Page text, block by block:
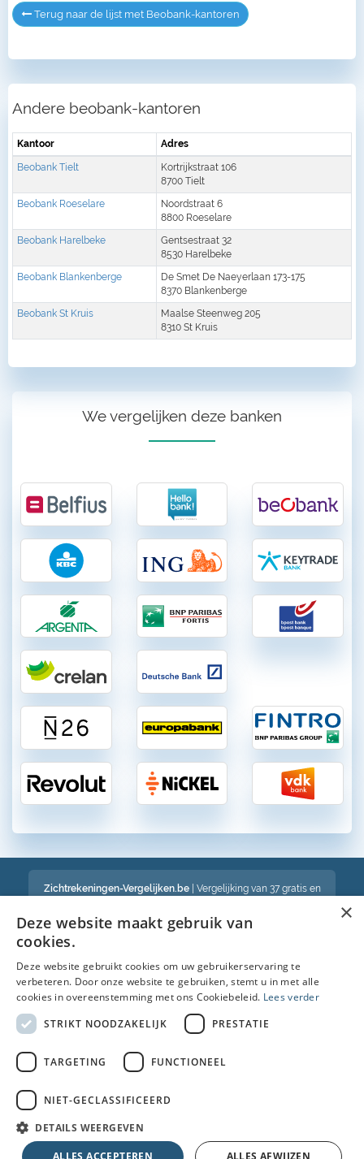
Terug naar de lijst met Beobank-kantoren
Andere beobank-kantoren
Kantoor Adres
Beobank Tielt
Kortrijkstraat 106
8700 Tielt
Beobank Roeselare
Noordstraat 6
8800 Roeselare
Beobank Harelbeke
Gentsestraat 32
8530 Harelbeke
Beobank Blankenberge
De Smet De Naeyerlaan 173-175
8370 Blankenberge
Beobank St Kruis
Maalse Steenweg 205
8310 St Kruis
We vergelijken deze banken
Zichtrekeningen-Vergelijken.be| Vergelijking van 37 gratis en
Een volledig onafhankelijke vergelijking van gratis en betalende
bankrekeningen in België
Bekijk ook :
Spaarrekening
Brandverzekering simulatie
© Copyright 2026 • Alle rechten voorbehouden |Faq|Nieuws|Over
Cookies
×
Deze website maakt gebruik van
cookies.
Deze website gebruikt cookies om uw gebruikerservaring te
verbeteren. Door onze website te gebruiken, stemt u in met alle
cookies in overeenstemming met ons Cookiebeleid. Lees verder
STRIKT NOODZAKELIJK
PRESTATIE
TARGETING FUNCTIONEEL
NIET-GECLASSIFICEERD
DETAILS WEERGEVEN
ALLES ACCEPTEREN ALLES AFWIJZEN